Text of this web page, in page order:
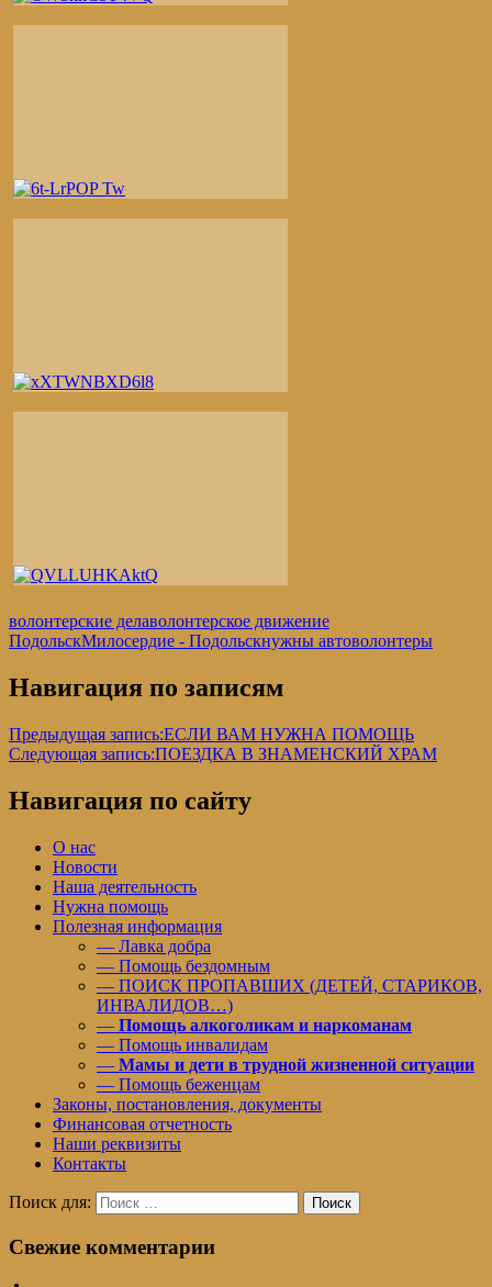
волонтерские делаволонтерское движение
ПодольскМилосердие - Подольскнужны автоволонтеры
Навигация по записям
Предыдущая запись:ЕСЛИ ВАМ НУЖНА ПОМОЩЬ
Следующая запись:ПОЕЗДКА В ЗНАМЕНСКИЙ ХРАМ
Навигация по сайту
О нас
Новости
Наша деятельность
Нужна помощь
Полезная информация
— Лавка добра
— Помощь бездомным
— ПОИСК ПРОПАВШИХ (ДЕТЕЙ, СТАРИКОВ,
ИНВАЛИДОВ…)
— Помощь алкоголикам и наркоманам
— Помощь инвалидам
— Мамы и дети в трудной жизненной ситуации
— Помощь беженцам
Законы, постановления, документы
Финансовая отчетность
Наши реквизиты
Контакты
Поиск для: Поиск
Свежие комментарии